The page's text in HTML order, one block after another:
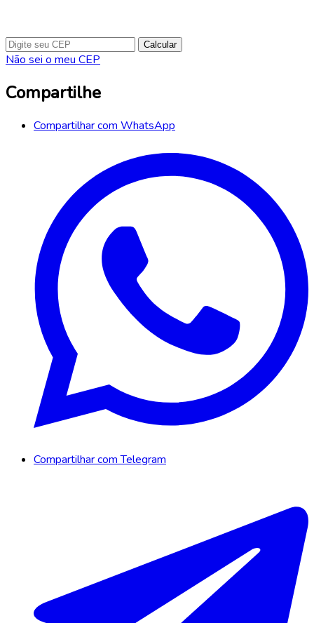
Calcular
Não sei o meu CEP
Compartilhe
Compartilhar com WhatsApp
Compartilhar com Telegram